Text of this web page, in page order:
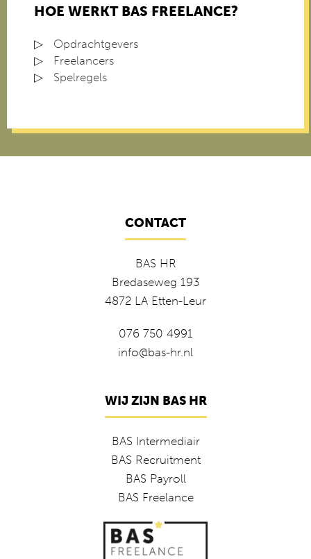
HOE WERKT BAS FREELANCE?
Opdrachtgevers
Freelancers
Spelregels
CONTACT
BAS HR
Bredaseweg 193
4872 LA Etten-Leur
076 750 4991
info@bas-hr.nl
WIJ ZIJN BAS HR
BAS Intermediair
BAS Recruitment
BAS Payroll
BAS Freelance